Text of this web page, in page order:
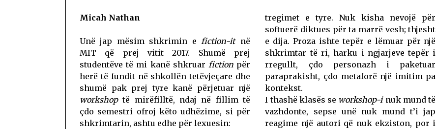
Micah Nathan
Unë jap mësim shkrimin e fiction-itnë
MIT që prej vitit 2017. Shumë prej
studentëve të mi kanë shkruar fiction për
herë të fundit në shkollën tetëvjeçare dhe
shumë pak prej tyre kanë përjetuar një
workshoptë mirëfilltë, ndaj në fillim të
çdo semestri ofroj këto udhëzime, si për
shkrimtarin, ashtu edhe për lexuesin:
tregimet e tyre. Nuk kisha nevojë për
softuerë diktues për ta marrë vesh; thjesht
e dija. Proza ishte tepër e lëmuar për një
shkrimtar të ri, harku i ngjarjeve tepër i
rregullt, çdo personazh i paketuar
paraprakisht, çdo metaforë një imitim pa
kontekst.
I thashë klasës se workshop-inuk mund të
vazhdonte, sepse unë nuk mund t’i jap
reagime një autori që nuk ekziston, por i